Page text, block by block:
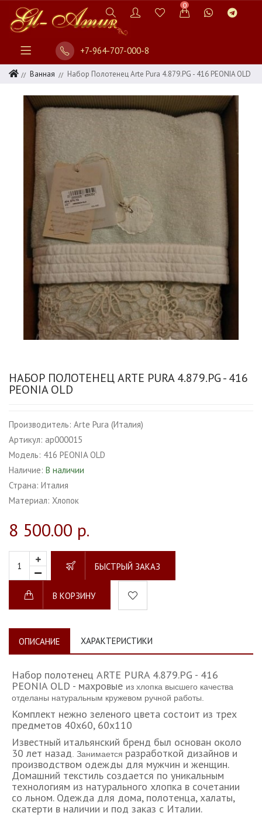
0
+7-964-707-000-8
Ванная Набор Полотенец Arte Pura 4.879.PG - 416 PEONIA OLD
НАБОР ПОЛОТЕНЕЦ ARTE PURA 4.879.PG - 416
PEONIA OLD
Производитель: Arte Pura (Италия)
Артикул: ap000015
Модель: 416 PEONIA OLD
Наличие: В наличии
Страна: Италия
Материал: Хлопок
8 500.00 р.
БЫСТРЫЙ ЗАКАЗ
В КОРЗИНУ
ОПИСАНИЕ ХАРАКТЕРИСТИКИ
Набор полотенец ARTE PURA 4.879.PG - 416
PEONIA OLD - махровые из хлопка высшего качества
отделаны натуральным кружевом ручной работы.
Комплект нежно зеленого цвета состоит из трех
предметов 40х60, 60х110
Известный итальянский бренд был основан около
30 лет назад . Занимается разработкой дизайнов и
производством одежды для мужчин и женщин.
Домашний текстиль создается по уникальным
технологиям из натурального хлопка в сочетании
со льном. Одежда для дома, полотенца, халаты,
скатерти в наличии и под заказ с Италии.